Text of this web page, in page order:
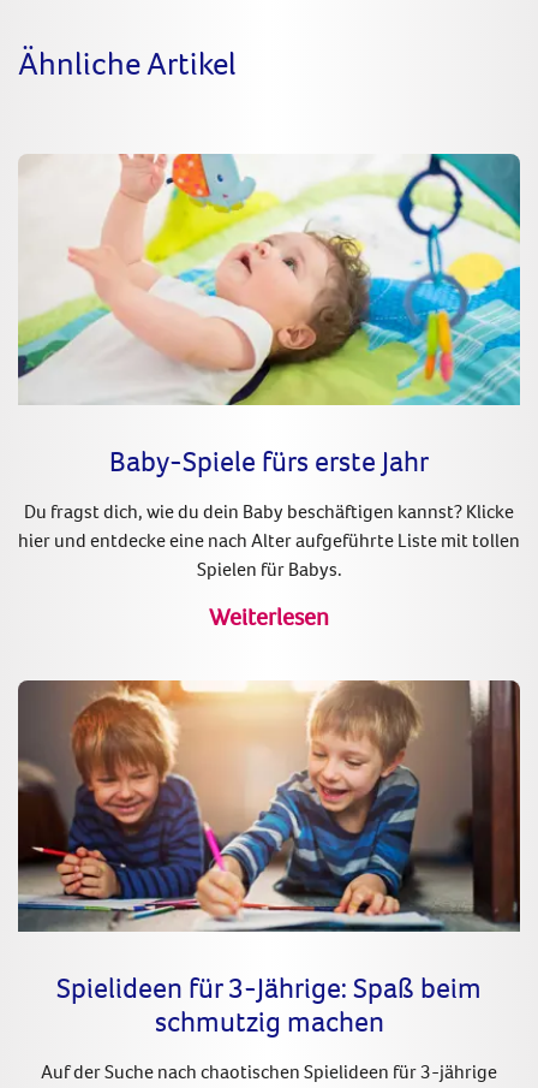
Ähnliche Artikel
Baby-Spiele fürs erste Jahr
Du fragst dich, wie du dein Baby beschäftigen kannst? Klicke
hier und entdecke eine nach Alter aufgeführte Liste mit tollen
Spielen für Babys.
Weiterlesen
Spielideen für 3-Jährige: Spaß beim
schmutzig machen
Auf der Suche nach chaotischen Spielideen für 3-jährige